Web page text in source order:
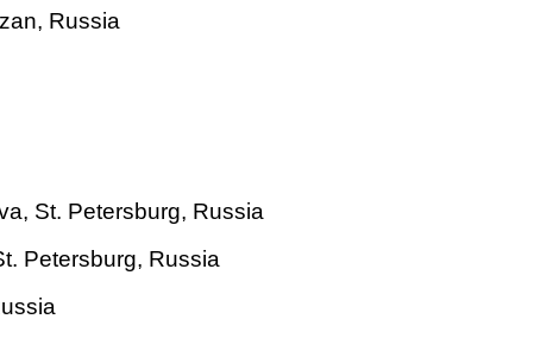
Russia
St. Petersburg, Russia
Petersburg, Russia